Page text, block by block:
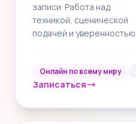
записи. Работа над
техникой, сценической
подачей и уверенностью.
Онлайн по всему миру
Записаться